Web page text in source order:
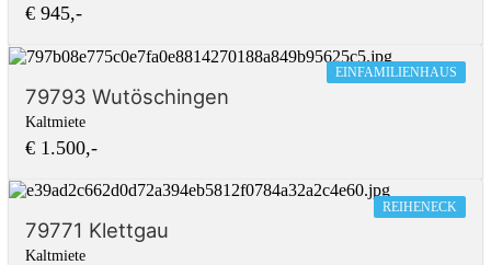
€ 945,-
EINFAMILIENHAUS
79793 Wutöschingen
Kaltmiete
€ 1.500,-
REIHENECK
79771 Klettgau
Kaltmiete